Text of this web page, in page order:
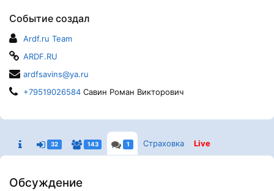
Событие создал
Ardf.ru Team
ARDF.RU
ardfsavins@ya.ru
+79519026584 Савин Роман Викторович
32 143 1 Страховка Live
Обсуждение